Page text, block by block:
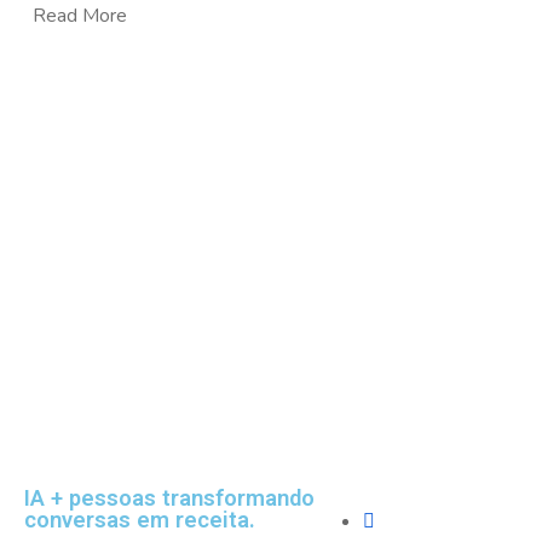
Read More
IA + pessoas transformando
conversas em receita.